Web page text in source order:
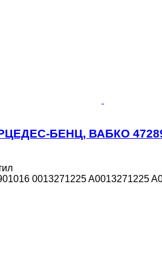
БЕНЦ, ВАБКО
0013271225 A0013271225